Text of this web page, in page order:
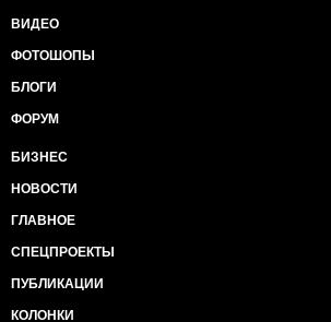
ВИДЕО
ФОТОШОПЫ
БЛОГИ
ФОРУМ
БИЗНЕС
НОВОСТИ
ГЛАВНОЕ
СПЕЦПРОЕКТЫ
ПУБЛИКАЦИИ
КОЛОНКИ